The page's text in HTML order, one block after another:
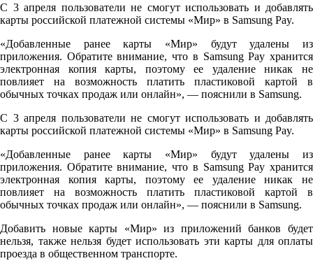
С 3 апреля пользователи не смогут использовать и добавлять
карты российской платежной системы «Мир» в Samsung Pay.
«Добавленные ранее карты «Мир» будут удалены из
приложения. Обратите внимание, что в Samsung Pay хранится
электронная копия карты, поэтому ее удаление никак не
повлияет на возможность платить пластиковой картой в
обычных точках продаж или онлайн», — пояснили в Samsung.
С 3 апреля пользователи не смогут использовать и добавлять
карты российской платежной системы «Мир» в Samsung Pay.
«Добавленные ранее карты «Мир» будут удалены из
приложения. Обратите внимание, что в Samsung Pay хранится
электронная копия карты, поэтому ее удаление никак не
повлияет на возможность платить пластиковой картой в
обычных точках продаж или онлайн», — пояснили в Samsung.
Добавить новые карты «Мир» из приложений банков будет
нельзя, также нельзя будет использовать эти карты для оплаты
проезда в общественном транспорте.